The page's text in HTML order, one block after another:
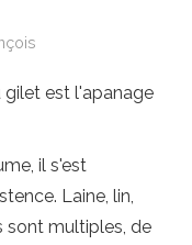
gilet est l'apanage
il s'est
Laine, lin,
sont multiples, de